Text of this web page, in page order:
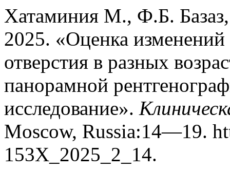
Хатаминия M., Ф.Б.
2025. «Оценка
отверстия в разных
панорамной
исследование».
Moscow, Russia:14—19.
153X_2025_2_14.